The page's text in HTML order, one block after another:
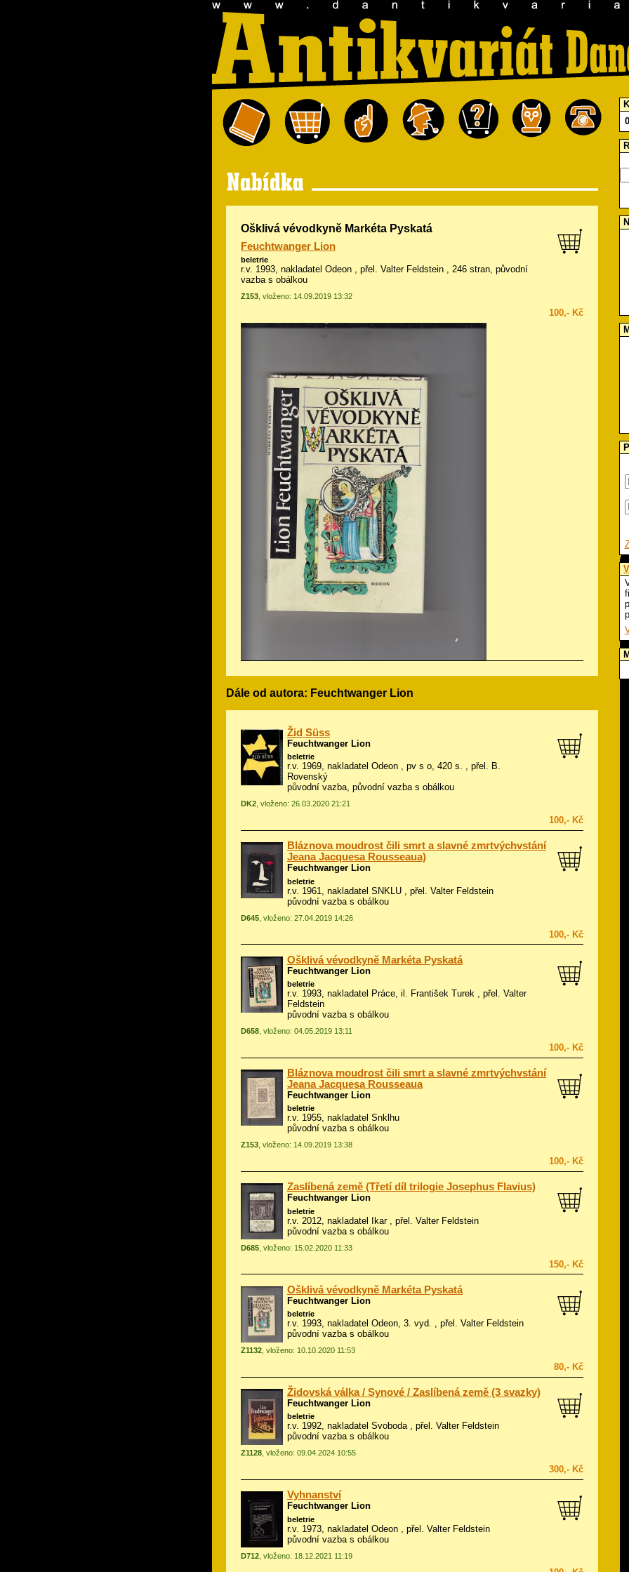
Ošklivá vévodkyně Markéta Pyskatá
Feuchtwanger Lion
beletrie
r.v. 1993, nakladatel Odeon , přel. Valter Feldstein , 246 stran, původní
vazba s obálkou
Z153 , vloženo: 14.09.2019 13:32
100,- Kč
Dále od autora: Feuchtwanger Lion
Žid Süss
Feuchtwanger Lion
beletrie
r.v. 1969, nakladatel Odeon , pv s o, 420 s. , přel. B.
Rovenský
původní vazba, původní vazba s obálkou
DK2, vloženo: 26.03.2020 21:21
100,- Kč
Bláznova moudrost čili smrt a slavné zmrtvýchvstání
Jeana Jacquesa Rousseaua)
Feuchtwanger Lion
beletrie
r.v. 1961, nakladatel SNKLU , přel. Valter Feldstein
původní vazba s obálkou
D645 , vloženo: 27.04.2019 14:26
100,- Kč
Ošklivá vévodkyně Markéta Pyskatá
Feuchtwanger Lion
beletrie
r.v. 1993, nakladatel Práce, il. František Turek , přel. Valter
Feldstein
původní vazba s obálkou
D658 , vloženo: 04.05.2019 13:11
100,- Kč
Bláznova moudrost čili smrt a slavné zmrtvýchvstání
Jeana Jacquesa Rousseaua
Feuchtwanger Lion
beletrie
r.v. 1955, nakladatel Snklhu
původní vazba s obálkou
Z153, vloženo: 14.09.2019 13:38
100,- Kč
Zaslíbená země (Třetí díl trilogie Josephus Flavius)
Feuchtwanger Lion
beletrie
r.v. 2012, nakladatel Ikar , přel. Valter Feldstein
původní vazba s obálkou
D685 , vloženo: 15.02.2020 11:33
150,- Kč
Ošklivá vévodkyně Markéta Pyskatá
Feuchtwanger Lion
beletrie
r.v. 1993, nakladatel Odeon, 3. vyd. , přel. Valter Feldstein
původní vazba s obálkou
Z1132 , vloženo: 10.10.2020 11:53
80,- Kč
Židovská válka / Synové / Zaslíbená země (3 svazky)
Feuchtwanger Lion
beletrie
r.v. 1992, nakladatel Svoboda , přel. Valter Feldstein
původní vazba s obálkou
Z1128 , vloženo: 09.04.2024 10:55
300,- Kč
Vyhnanství
Feuchtwanger Lion
beletrie
r.v. 1973, nakladatel Odeon , přel. Valter Feldstein
původní vazba s obálkou
D712 , vloženo: 18.12.2021 11:19
0